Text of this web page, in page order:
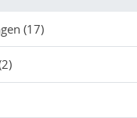
(17)